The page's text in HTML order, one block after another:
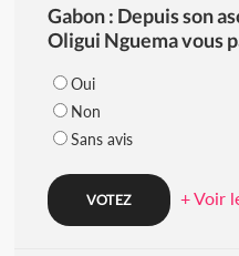
Gabon : Depuis son
Oligui Nguema vous
Oui
Non
Sans avis
+ Voir